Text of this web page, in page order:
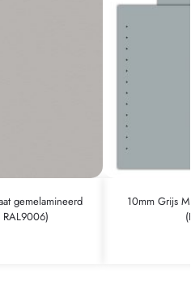
gemelamineerd
10mm Grijs